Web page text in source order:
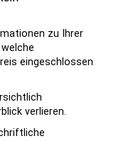
zu Ihrer
eingeschlossen
verlieren.